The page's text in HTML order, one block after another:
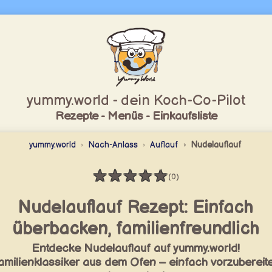
yummy.world - dein Koch-Co-Pilot
Rezepte - Menüs - Einkaufsliste
yummy.world Nach-Anlass Auflauf Nudelauflauf
★★★★★
Bewertung: 0 / 5
(0)
Nudelauflauf Rezept: Einfach
überbacken, familienfreundlich
Entdecke Nudelauflauf auf yummy.world!
aus dem Ofen – einfach